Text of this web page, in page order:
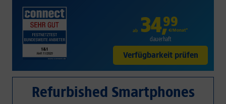
ab 34,99
€/Monat*
dauerhaft
Verfügbarkeit prüfen
Refurbished Smartphones